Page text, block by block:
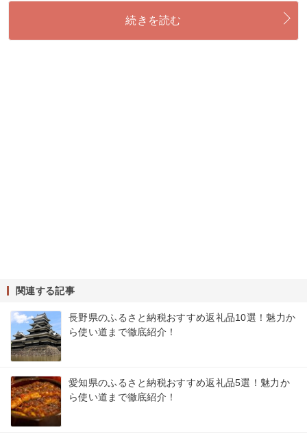
続きを読む
関連する記事
長野県のふるさと納税おすすめ返礼品10選！魅力か
ら使い道まで徹底紹介！
愛知県のふるさと納税おすすめ返礼品5選！魅力か
ら使い道まで徹底紹介！